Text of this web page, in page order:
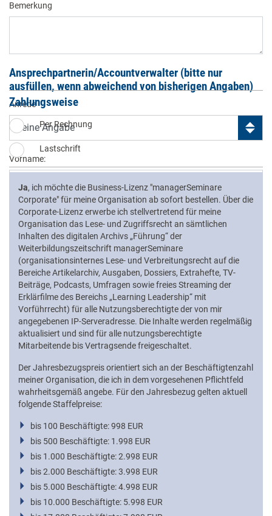
Bemerkung
Ansprechpartnerin/Accountverwalter (bitte nur
ausfüllen, wenn abweichend von bisherigen Angaben)
Anrede
Vorname:
Name:
Telefon:
Zahlungsweise
Zahlungsweise auswählen
Per Rechnung
Lastschrift
Ja, ich möchte die Business-Lizenz "managerSeminare
Corporate" für meine Organisation ab sofort bestellen. Über die
Corporate-Lizenz erwerbe ich stellvertretend für meine
Organisation das Lese- und Zugriffsrecht an sämtlichen
Inhalten des digitalen Archivs „Führung“ der
Weiterbildungszeitschrift managerSeminare
(organisationsinternes Lese- und Verbreitungsrecht auf die
Bereiche Artikelarchiv, Ausgaben, Dossiers, Extrahefte, TV-
Beiträge, Podcasts, Umfragen sowie freies Streaming der
Erklärfilme des Bereichs „Learning Leadership“ mit
Vorführrecht) für alle Nutzungsberechtigte der von mir
angegebenen IP-Serveradresse. Die Inhalte werden regelmäßig
aktualisiert und sind für alle nutzungsberechtigte
Mitarbeitende bis Vertragsende freigeschaltet.
Der Jahresbezugspreis orientiert sich an der Beschäftigtenzahl
meiner Organisation, die ich in dem vorgesehenen Pflichtfeld
wahrheitsgemäß angebe. Für den Jahresbezug gelten aktuell
folgende Staffelpreise:
bis 100 Beschäftigte: 998 EUR
bis 500 Beschäftigte: 1.998 EUR
bis 1.000 Beschäftigte: 2.998 EUR
bis 2.000 Beschäftigte: 3.998 EUR
bis 5.000 Beschäftigte: 4.998 EUR
bis 10.000 Beschäftigte: 5.998 EUR